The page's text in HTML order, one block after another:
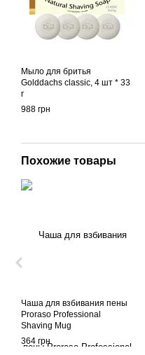
Мыло для бритья
Golddachs classic, 4 шт * 33
г
988 грн
Похожие товары
Чаша для взбивания пены
Proraso Professional
Shaving Mug
364 грн